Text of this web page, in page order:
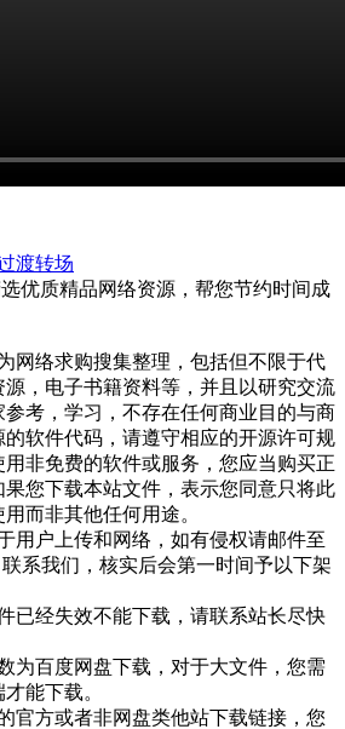
渡转场
优质精品网络资源，帮您节约时间成
网络求购搜集整理，包括但不限于代
，电子书籍资料等，并且以研究交流
考，学习，不存在任何商业目的与商
软件代码，请遵守相应的开源许可规
非免费的软件或服务，您应当购买正
您下载本站文件，表示您同意只将此
而非其他任何用途。
用户上传和网络，如有侵权请邮件至
联系我们，核实后会第一时间予以下架
已经失效不能下载，请联系站长尽快
为百度网盘下载，对于大文件，您需
能下载。
官方或者非网盘类他站下载链接，您